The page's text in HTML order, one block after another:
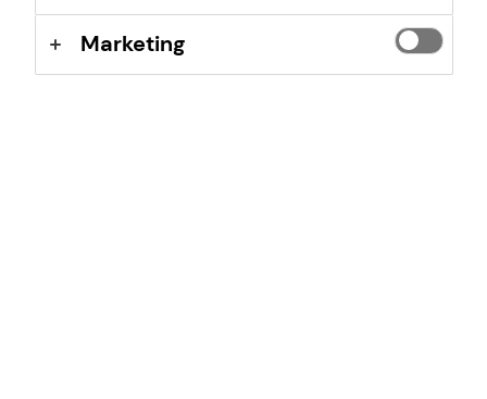
Direkter Kontakt
Stelle mir Terminanfragen oder sende Nachrichten
Marketing